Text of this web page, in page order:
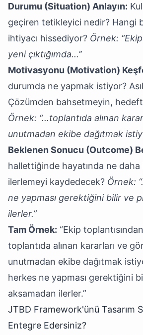
Durumu (Situation) Anlayın:
geçiren tetikleyici nedir? Hangi
ihtiyacı hissediyor? Örnek:
yeni çıktığımda...”
Motivasyonu (Motivation)
durumda ne yapmak istiyor?
Çözümden bahsetmeyin,
Örnek: “...toplantıda alınan
unutmadan ekibe dağıtmak
Beklenen Sonucu (Outcome)
hallettiğinde hayatında ne daha
ilerlemeyi kaydedecek? Örnek:
ne yapması gerektiğini bilir ve
ilerler.”
Tam Örnek: “Ekip
toplantıda alınan kararları ve
unutmadan ekibe dağıtmak
herkes ne yapması gerektiğini
aksamadan ilerler.”
JTBD Framework'ünü Tasarım
Entegre Edersiniz?